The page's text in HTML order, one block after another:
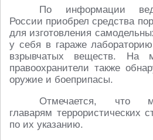
По информации
России приобрел средства
для изготовления
у себя в гараже
взрывчатых веществ. На
правоохранители также
оружие и боеприпасы.
Отмечается, что
главарям террористических
по их указанию.